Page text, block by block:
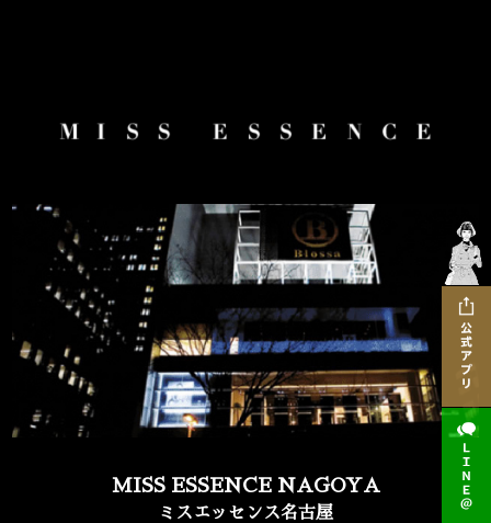
MISS ESSENCE NAGOYA
ミスエッセンス名古屋